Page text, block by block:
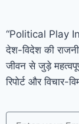
“Political Play
देश-विदेश की
जीवन से जुड़े
रिपोर्ट और विचार-